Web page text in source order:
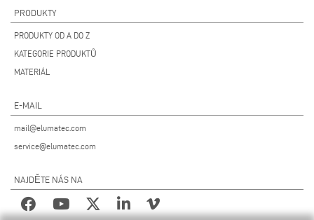
PRODUKTY
PRODUKTY OD A DO Z
KATEGORIE PRODUKTŮ
MATERIÁL
E-MAIL
mail@elumatec.com
service@elumatec.com
NAJDĚTE NÁS NA